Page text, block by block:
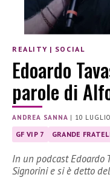
REALITY | SOCIAL
Edoardo
parole di
ANDREA SANNA | 10
GF VIP 7 GRANDE
In un podcast Edoardo
Signorini e si è detto